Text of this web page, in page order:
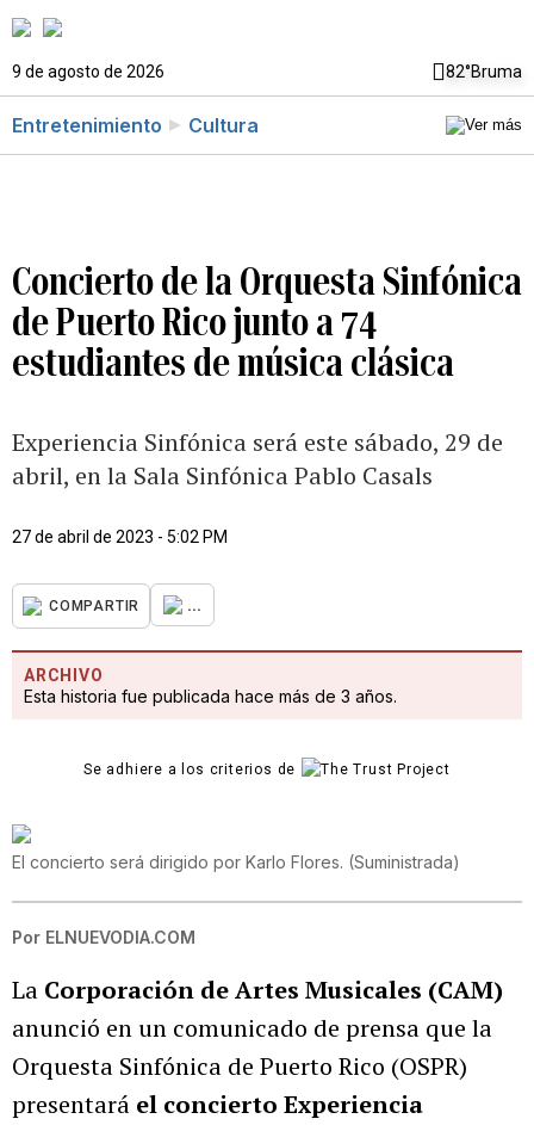
9 de agosto de 2026 82°Bruma
Entretenimiento Cultura
Concierto de la Orquesta Sinfónica
de Puerto Rico junto a 74
estudiantes de música clásica
Experiencia Sinfónica será este sábado, 29 de
abril, en la Sala Sinfónica Pablo Casals
27 de abril de 2023 - 5:02 PM
COMPARTIR ...
ARCHIVO
Esta historia fue publicada hace más de 3 años.
Se adhiere a los criterios de
El concierto será dirigido por Karlo Flores. (Suministrada)
Por ELNUEVODIA.COM
La Corporación de Artes Musicales (CAM)
anunció en un comunicado de prensa que la
Orquesta Sinfónica de Puerto Rico (OSPR)
presentará el concierto Experiencia